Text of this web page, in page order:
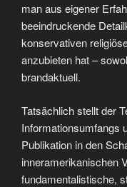
man aus eigener
beeindruckende
konservativen
anzubieten hat –
brandaktuell.
Tatsächlich stellt der
Informationsumfangs
Publikation in den
inneramerikanischen
fundamentalistische,